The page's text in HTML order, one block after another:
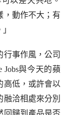
，動作不大；有
行事作風，公司
Jobs與今天的蘋
高低，或許會以
洽相處來分別
回歸到產品是否